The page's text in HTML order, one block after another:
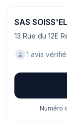
SAS
13 Rue du 12E
1 avis
Numéro